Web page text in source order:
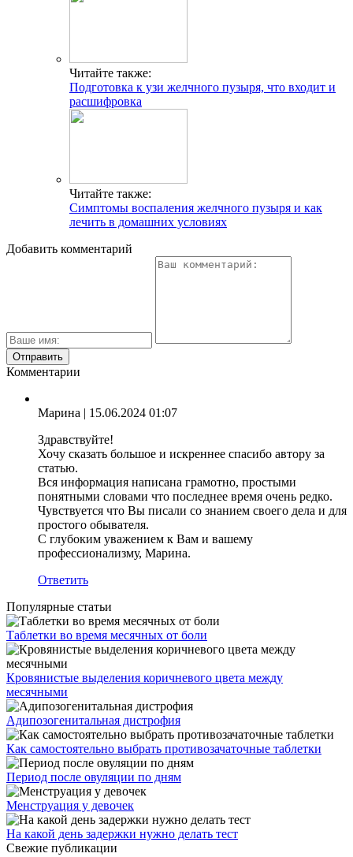
Читайте также:
Подготовка к узи желчного пузыря, что входит и
расшифровка
Читайте также:
Симптомы воспаления желчного пузыря и как
лечить в домашних условиях
Добавить комментарий
Комментарии
Марина | 15.06.2024 01:07
Здравствуйте!
Хочу сказать большое и искреннее спасибо автору за
статью.
Вся информация написана грамотно, простыми
понятными словами что последнее время очень редко.
Чувствуется что Вы писали со знанием своего дела и для
простого обывателя.
С глубоким уважением к Вам и вашему
профессионализму, Марина.
Ответить
Популярные статьи
Таблетки во время месячных от боли
Кровянистые выделения коричневого цвета между
месячными
Адипозогенитальная дистрофия
Как самостоятельно выбрать противозачаточные таблетки
Период после овуляции по дням
Менструация у девочек
На какой день задержки нужно делать тест
Свежие публикации